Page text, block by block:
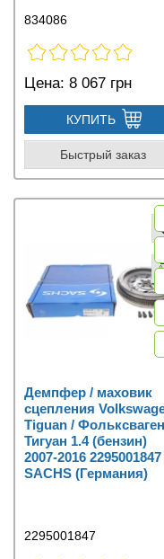
834086
Цена: 8 067 грн
КУПИТЬ
Быстрый заказ
Демпфер / маховик
сцепления
Tiguan / Фольксваген
Тигуан 1.4 (бензин)
2007-2016 2295001847
SACHS (Германия)
2295001847